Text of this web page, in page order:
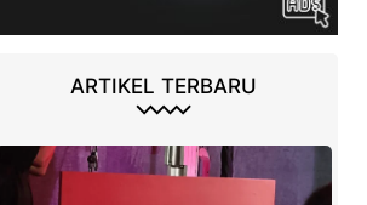
ARTIKEL TERBARU